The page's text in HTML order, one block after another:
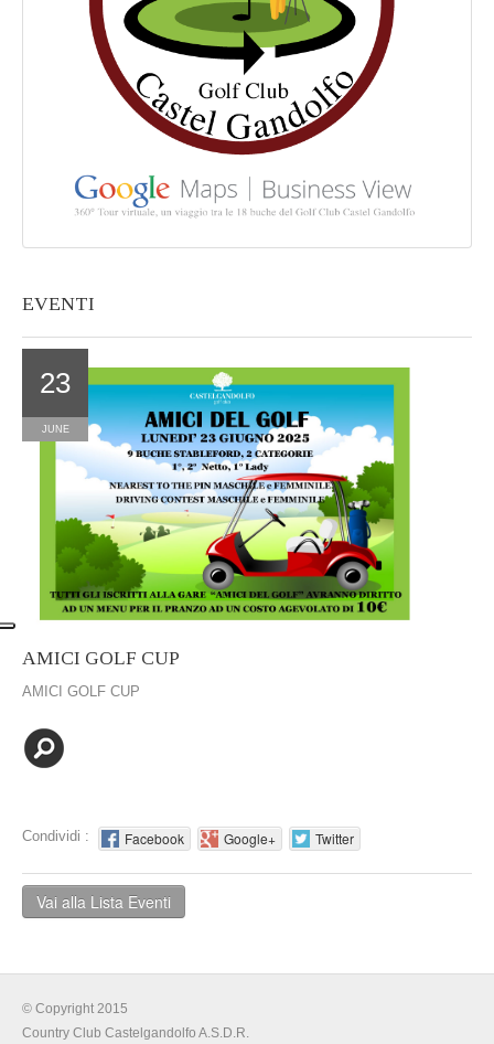
EVENTI
23
JUNE
AMICI GOLF CUP
AMICI GOLF CUP
Condividi : Facebook Google+ Twitter
Vai alla Lista Eventi
© Copyright 2015
Country Club Castelgandolfo A.S.D.R.